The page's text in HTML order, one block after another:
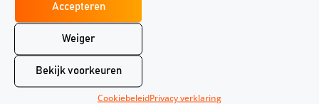
Accepteren
Weiger
Bekijk voorkeuren
CookiebeleidPrivacy verklaring
Daarnaast is het belangrijk dat u eventuele wijzigingen in
uw persoonlijke situatie die van belang kunnen zijn voor
uw verzekering zo snel mogelijk bij de verzekeraar meldt.
Denk hierbij aan een verhuizing of gezinsuitbreiding.